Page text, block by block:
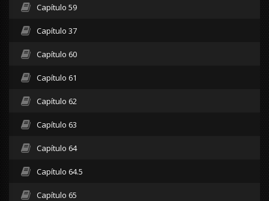
Capítulo 59
Capítulo 37
Capítulo 60
Capítulo 61
Capítulo 62
Capítulo 63
Capítulo 64
Capítulo 64.5
Capítulo 65